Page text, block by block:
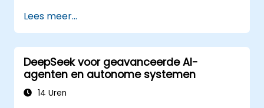
regelgeving in AI-applicaties te
waarborgen.
Ethische AI-praktijken toe te passen bij
het ontwikkelen van zakelijke oplossingen.
Lees meer...
DeepSeek voor geavanceerde AI-
agenten en autonome systemen
14 Uren